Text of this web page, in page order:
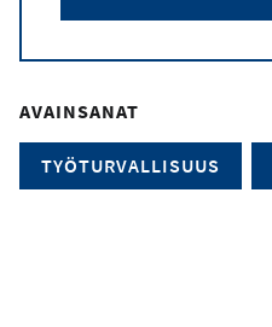
AVAINSANAT
TYÖTURVALLISUUS